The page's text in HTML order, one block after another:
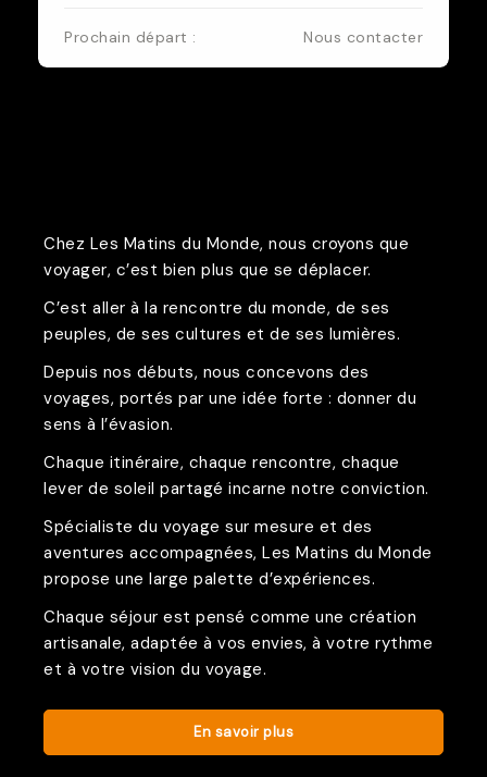
Prochain départ : Nous contacter
Chez Les Matins du Monde, nous croyons que
voyager, c’est bien plus que se déplacer.
C’est aller à la rencontre du monde, de ses
peuples, de ses cultures et de ses lumières.
Depuis nos débuts, nous concevons des
voyages, portés par une idée forte : donner du
sens à l’évasion.
Chaque itinéraire, chaque rencontre, chaque
lever de soleil partagé incarne notre conviction.
Spécialiste du voyage sur mesure et des
aventures accompagnées, Les Matins du Monde
propose une large palette d’expériences.
Chaque séjour est pensé comme une création
artisanale, adaptée à vos envies, à votre rythme
et à votre vision du voyage.
En savoir plus